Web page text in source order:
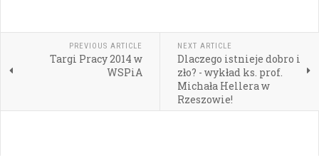
PREVIOUS ARTICLE
Targi Pracy 2014 w
WSPiA
NEXT ARTICLE
Dlaczego istnieje dobro i
zło? - wykład ks. prof.
Michała Hellera w
Rzeszowie!